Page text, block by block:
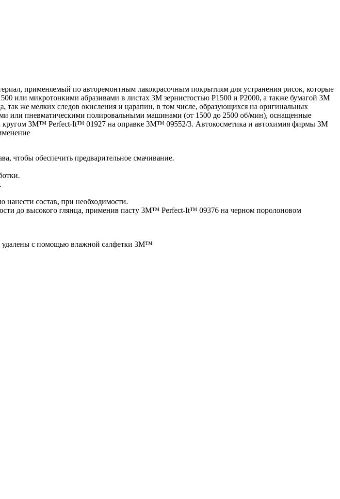
применяемый по авторемонтным лакокрасочным покрытиям для устранения рисок, которые
или микротонкими абразивами в листах 3M зернистостью P1500 и P2000, а также бумагой 3M
так же мелких следов окисления и царапин, в том числе, образующихся на оригинальных
или пневматическими полировальными машинами (от 1500 до 2500 об/мин), оснащенные
3M™ Perfect-It™ 01927 на оправке 3M™ 09552/3. Автокосметика и автохимия фирмы 3М
чтобы обеспечить предварительное смачивание.
нанести состав, при необходимости.
до высокого глянца, применив пасту 3M™ Perfect-It™ 09376 на черном поролоновом
удалены с помощью влажной салфетки 3M™